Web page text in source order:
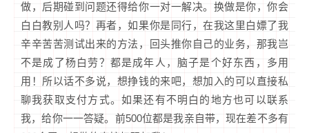
做，后期碰到问题还得给你一对一解决。换做是你，你会
白白教别人吗？再者，如果你是同行，在我这里白嫖了我
辛辛苦苦测试出来的方法，回头推你自己的业务，那我岂
不是成了杨白劳？都是成年人，脑子是个好东西，多用
用！所以话不多说，想挣钱的来吧，想加入的可以直接私
聊我获取支付方式。如果还有不明白的地方也可以联系
我，给你一一答疑。前500位都是我亲自带，现在差不多有